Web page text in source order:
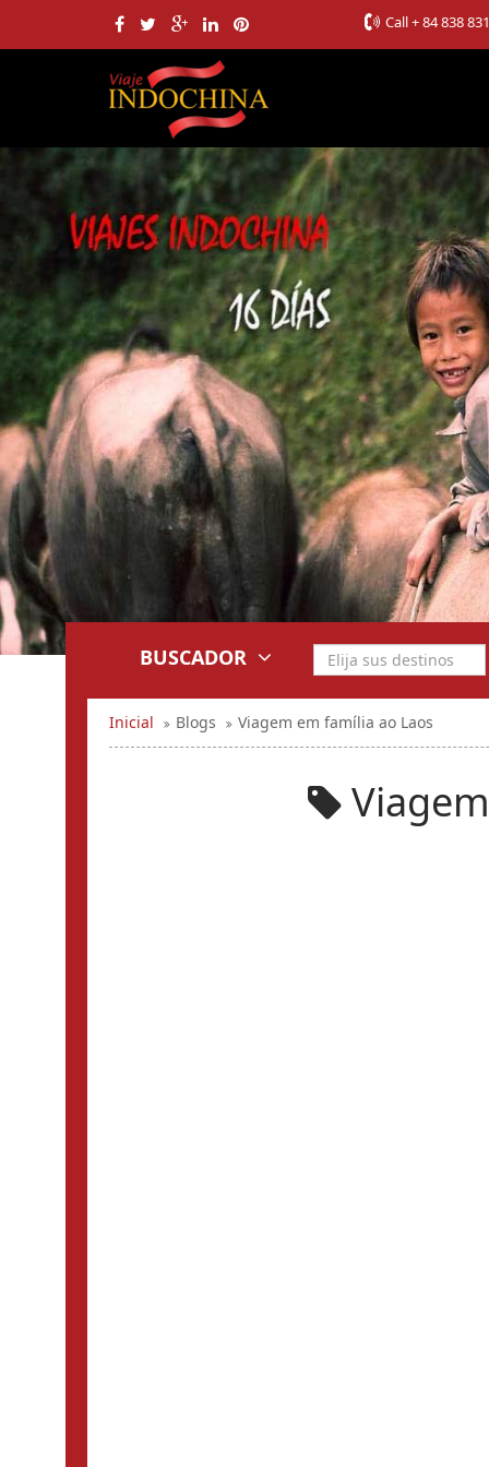
Call+ 84 838
BUSCADOR
Inicial Blogs Viagem em família ao Laos